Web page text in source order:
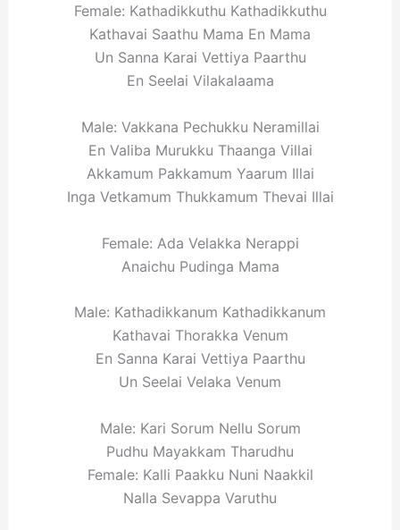
Female: Kathadikkuthu Kathadikkuthu
Kathavai Saathu Mama En Mama
Un Sanna Karai Vettiya Paarthu
En Seelai Vilakalaama
Male: Vakkana Pechukku Neramillai
En Valiba Murukku Thaanga Villai
Akkamum Pakkamum Yaarum Illai
Inga Vetkamum Thukkamum Thevai Illai
Female: Ada Velakka Nerappi
Anaichu Pudinga Mama
Male: Kathadikkanum Kathadikkanum
Kathavai Thorakka Venum
En Sanna Karai Vettiya Paarthu
Un Seelai Velaka Venum
Male: Kari Sorum Nellu Sorum
Pudhu Mayakkam Tharudhu
Female: Kalli Paakku Nuni Naakkil
Nalla Sevappa Varuthu